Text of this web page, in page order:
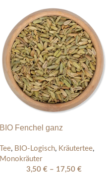
BIO Fenchel ganz
Tee, BIO-Logisch, Kräutertee,
Monokräuter
3,50 € – 17,50 €